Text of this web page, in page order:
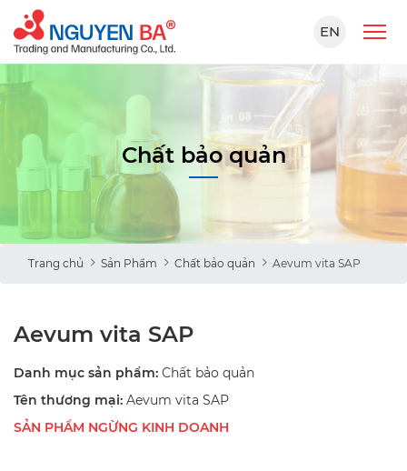
EN
Chất bảo quản
Trang chủ Sản Phẩm Chất bảo quản Aevum vita SAP
Aevum vita SAP
Danh mục sản phẩm: Chất bảo quản
Tên thương mại: Aevum vita SAP
SẢN PHẨM NGỪNG KINH DOANH